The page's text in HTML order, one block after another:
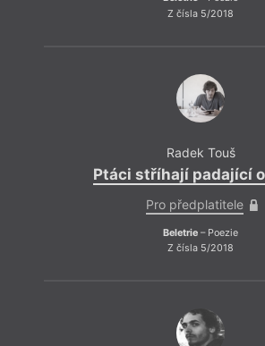
Z čísla 5/2018
Radek Touš
Ptáci stříhají padající
Pro předplatitele
Beletrie – Poezie
Z čísla 5/2018